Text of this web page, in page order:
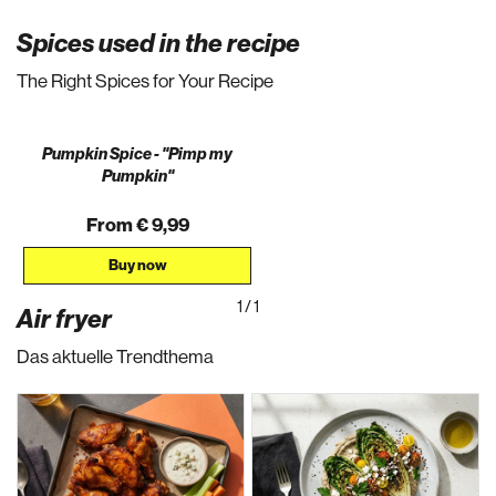
Spices used in the recipe
The Right Spices for Your Recipe
Pumpkin Spice - "Pimp my
Pumpkin"
From € 9,99
Buy now
1 /1
Air fryer
Das aktuelle Trendthema